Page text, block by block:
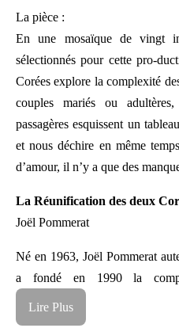
La pièce :
En une mosaïque de vingt
sélectionnés pour cette pro-
Corées explore la complexité
couples mariés ou
passagères esquissent un
et nous déchire en même
d’amour, il n’y a que des
La Réunification des deux
Joël Pommerat
Né en 1963, Joël Pommerat
a fondé en 1990 la
Lire Plus